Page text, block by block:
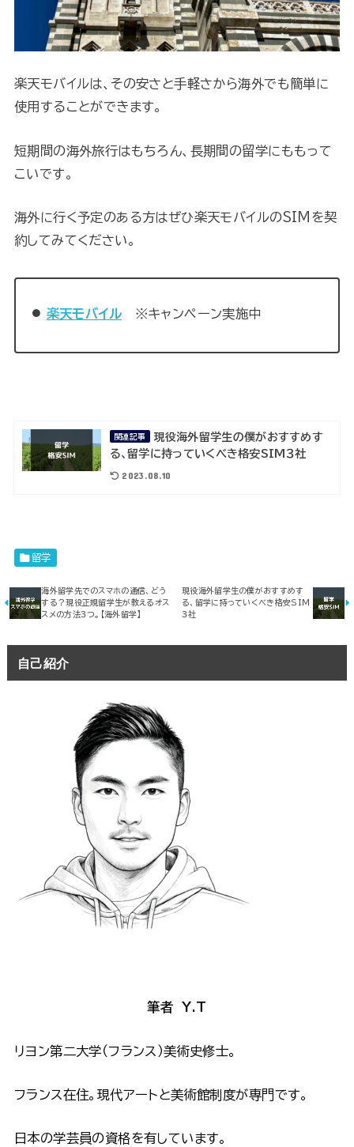
楽天モバイルは、その安さと手軽さから海外でも簡単に
使用することができます。
短期間の海外旅行はもちろん、長期間の留学にももって
こいです。
海外に行く予定のある方はぜひ楽天モバイルのSIMを契
約してみてください。
楽天モバイル ※キャンペーン実施中
関連記事
現役海外留学生の僕がおすすめす
る、留学に持っていくべき格安SIM３社
2023.08.10
留学
海外留学先でのスマホの通信、どう
する？現役正規留学生が教えるオス
スメの方法３つ。【海外留学】
現役海外留学生の僕がおすすめす
る、留学に持っていくべき格安SIM
３社
自己紹介
筆者 Y.T
リヨン第二大学（フランス）美術史修士。
フランス在住。現代アートと美術館制度が専門です。
日本の学芸員の資格を有しています。